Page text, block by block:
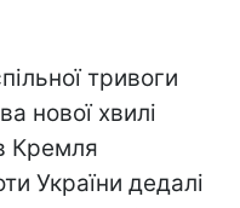
тривоги
нової хвилі
Кремля
України дедалі